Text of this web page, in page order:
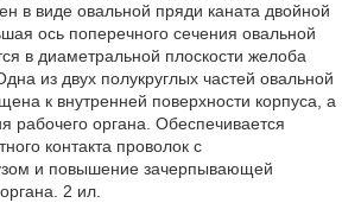
в виде овальной пряди каната двойной
ось поперечного сечения овальной
в диаметральной плоскости желоба
из двух полукруглых частей овальной
к внутренней поверхности корпуса, а
рабочего органа. Обеспечивается
контакта проволок с
и повышение зачерпывающей
2 ил.